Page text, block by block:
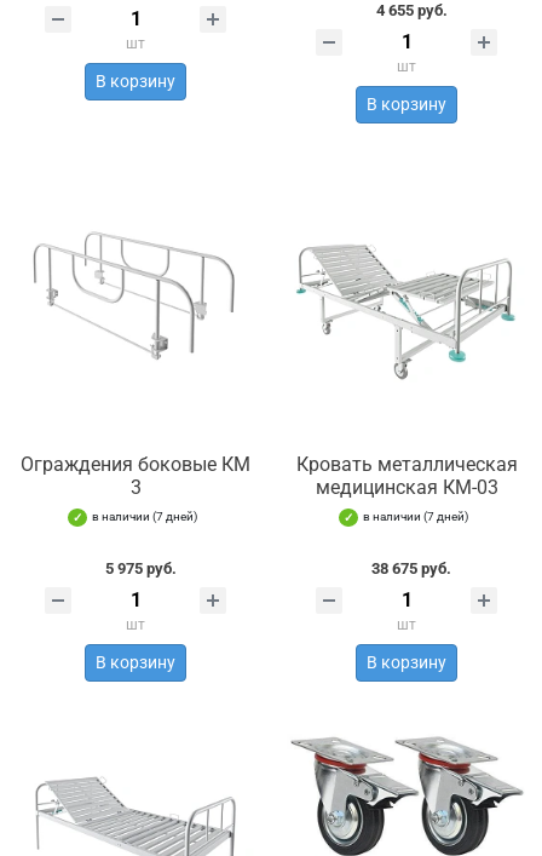
шт
В корзину
4 655 руб.
шт
В корзину
Ограждения боковые КМ
3
в наличии (7 дней)
5 975 руб.
шт
В корзину
Кровать металлическая
медицинская КМ-03
в наличии (7 дней)
38 675 руб.
шт
В корзину